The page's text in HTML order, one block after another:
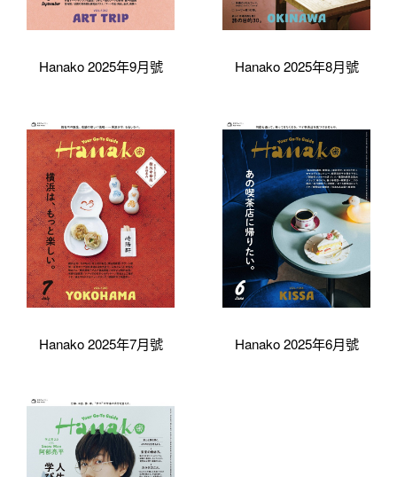
Hanako 2025年9月號 Hanako 2025年8月號
Hanako 2025年7月號 Hanako 2025年6月號